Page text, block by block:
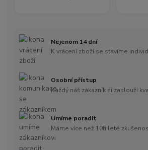
Nejenom 14 dní
K vrácení zboží se stavíme
Osobní přístup
Každý náš zákazník si zaslouží
Umíme poradit
Máme více než 10ti leté